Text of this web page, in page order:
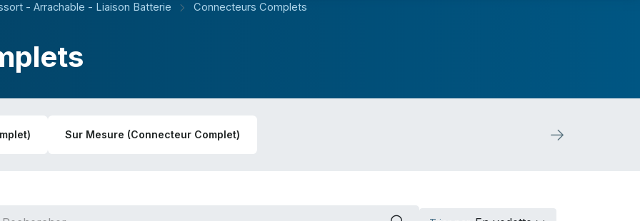
- Arrachable - Liaison Batterie Connecteurs Complets
Sur Mesure (Connecteur Complet)